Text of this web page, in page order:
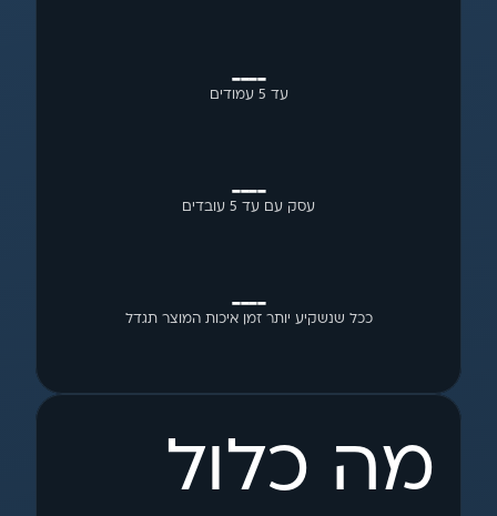
עד 5 עמודים
עסק עם עד 5 עובדים
ככל שנשקיע יותר זמן איכות המוצר תגדל